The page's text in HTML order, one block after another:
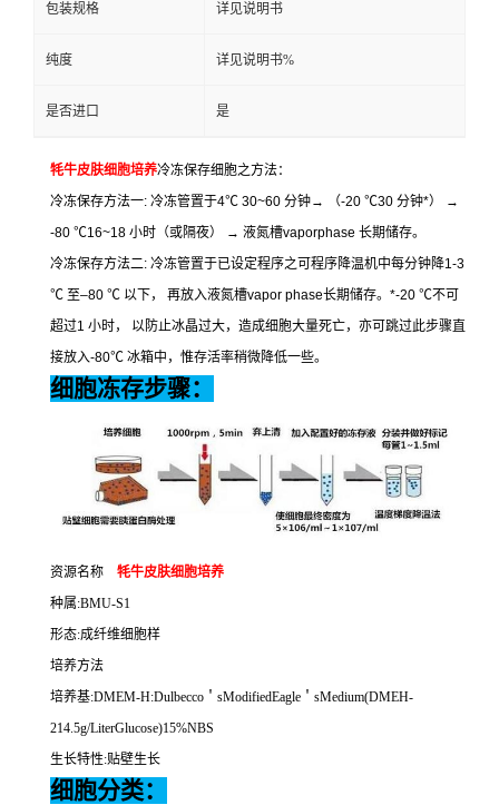
包装规格 详见说明书
纯度 详见说明书%
是否进口 是
牦牛皮肤细胞培养冷冻保存细胞之方法：
冷冻保存方法一: 冷冻管置于4℃ 30~60 分钟→ （-20 ℃30 分钟*）
→
-80 ℃16~18 小时（或隔夜） → 液氮槽vaporphase 长期储存。
冷冻保存方法二: 冷冻管置于已设定程序之可程序降温机中每分钟降1-3
℃ 至–80 ℃ 以下， 再放入液氮槽vapor phase长期储存。 *-20 ℃不可
超过1 小时，
以防止冰晶过大，造成细胞大量死亡，亦可跳过此步骤直
接放入-80℃ 冰箱中，惟存活率稍微降低一些。
细胞冻存步骤：
资源名称 牦牛皮肤细胞培养
种属:BMU-S1
形态:成纤维细胞样
培养方法
培养基:DMEM-H:Dulbecco ＇ sModifiedEagle ＇ sMedium(DMEH-
214.5g/LiterGlucose)15%NBS
生长特性:贴壁生长
细胞分类：